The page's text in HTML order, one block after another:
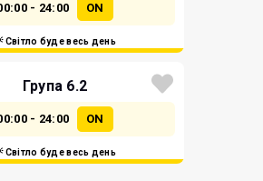
- 24:00 ON
Світло буде весь день
Група 6.2
- 24:00 ON
Світло буде весь день